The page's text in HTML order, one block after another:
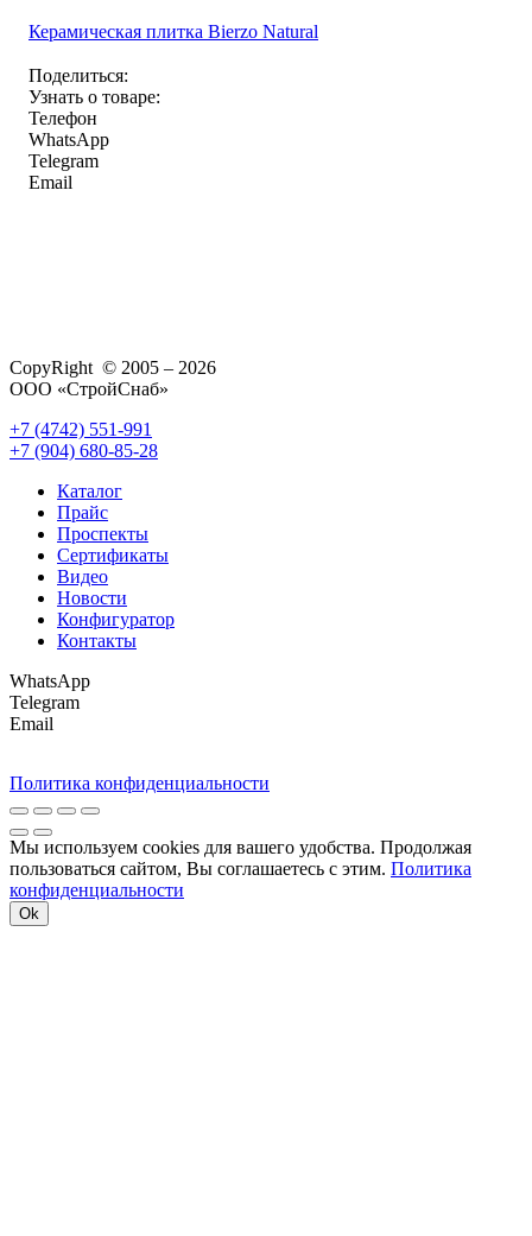
Керамическая плитка Bierzo Natural
Поделиться:
Узнать о товаре:
Телефон
WhatsApp
Telegram
Email
CopyRight © 2005 – 2026
ООО «СтройСнаб»
+7 (4742) 551-991
+7 (904) 680-85-28
Каталог
Прайс
Проспекты
Сертификаты
Видео
Новости
Конфигуратор
Контакты
WhatsApp
Telegram
Email
Политика конфиденциальности
Мы используем cookies для вашего удобства. Продолжая
пользоваться сайтом, Вы соглашаетесь с этим. Политика
конфиденциальности
Ok